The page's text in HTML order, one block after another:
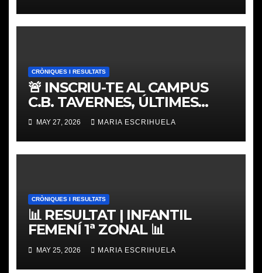
CRÒNIQUES I RESULTATS
🚨 INSCRIU-TE AL CAMPUS
C.B. TAVERNES, ÚLTIMES
PLACES
MAY 27, 2026 MARIA ESCRIHUELA
CRÒNIQUES I RESULTATS
📊 RESULTAT | INFANTIL
FEMENÍ 1ª ZONAL 📊
MAY 25, 2026 MARIA ESCRIHUELA